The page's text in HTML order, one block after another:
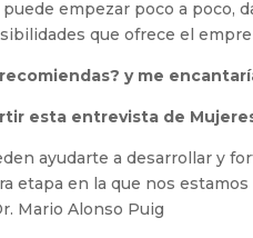
empezar poco a poco,
que ofrece el
y me
esta entrevista de
ayudarte a desarrollar y
etapa en la que nos
Mario Alonso Puig